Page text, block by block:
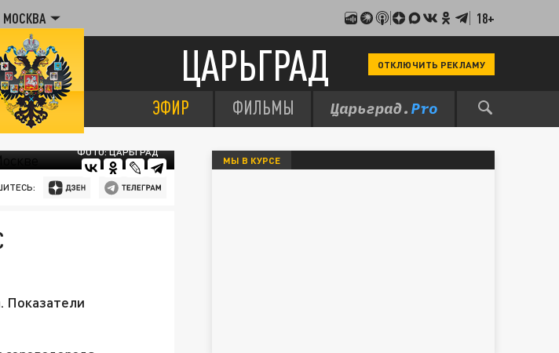
МОСКВА 18+
ЦАРЬГРАД ОТКЛЮЧИТЬ РЕКЛАМУ
ЭФИР ФИЛЬМЫ
ФОТО: ЦАРЬГРАД
Показатели
МЫ В КУРСЕ